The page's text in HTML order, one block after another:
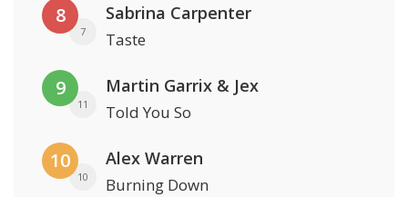
8
7
Sabrina Carpenter
Taste
9
11
Martin Garrix & Jex
Told You So
10
10
Alex Warren
Burning Down